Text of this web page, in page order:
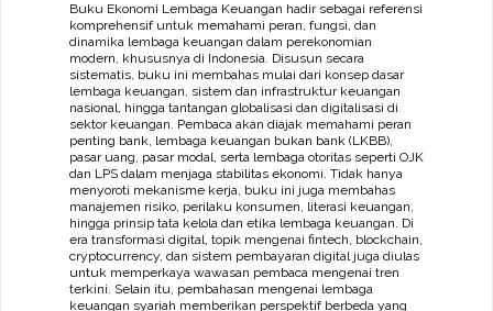
Buku Ekonomi Lembaga Keuangan hadir sebagai referensi
komprehensif untuk memahami peran, fungsi, dan
dinamika lembaga keuangan dalam perekonomian
modern, khususnya di Indonesia. Disusun secara
sistematis, buku ini membahas mulai dari konsep dasar
lembaga keuangan, sistem dan infrastruktur keuangan
nasional, hingga tantangan globalisasi dan digitalisasi di
sektor keuangan. Pembaca akan diajak memahami peran
penting bank, lembaga keuangan bukan bank (LKBB),
pasar uang, pasar modal, serta lembaga otoritas seperti OJK
dan LPS dalam menjaga stabilitas ekonomi. Tidak hanya
menyoroti mekanisme kerja, buku ini juga membahas
manajemen risiko, perilaku konsumen, literasi keuangan,
hingga prinsip tata kelola dan etika lembaga keuangan. Di
era transformasi digital, topik mengenai fintech, blockchain,
cryptocurrency, dan sistem pembayaran digital juga diulas
untuk memperkaya wawasan pembaca mengenai tren
terkini. Selain itu, pembahasan mengenai lembaga
keuangan syariah memberikan perspektif berbeda yang